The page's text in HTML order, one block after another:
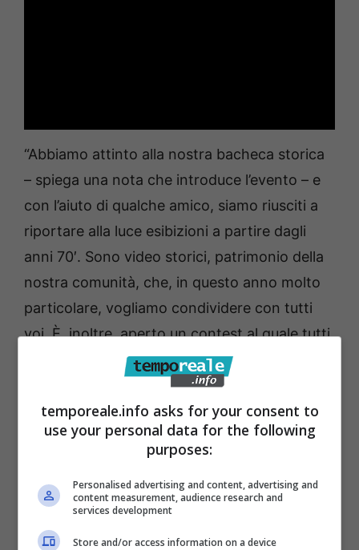
“Abbiamo attinto alla nostra bacheca storica
– spiega una nota che introduce l’evento – e
con l’aiuto di qualche amico, siamo riusciti a
riportare alla luce esibizioni a partire dagli
anni 70′. Sono video storici, patrimonio della
nostra comunità, che, in questo anno molto
particolare, vogliamo condividere con tutti
voi. È, inoltre, aperto un contest al quale tutti
possono partecipare. L’intera cittadinanza
infatti é invitata a realizzare un video
amatoriale da casa, ad inviarlo ai nostri
contatti affinché venga pubblicato sui nostri
canali social. La partecipazione é del tutto
gratuita, sono già pervenuti numerosi video, e
stanno riscuotendo un grande consenso da
parte del pubblico.
temporeale.info asks for your consent to
use your personal data for the following
purposes:
Personalised advertising and content, advertising and
content measurement, audience research and
services development
Store and/or access information on a device